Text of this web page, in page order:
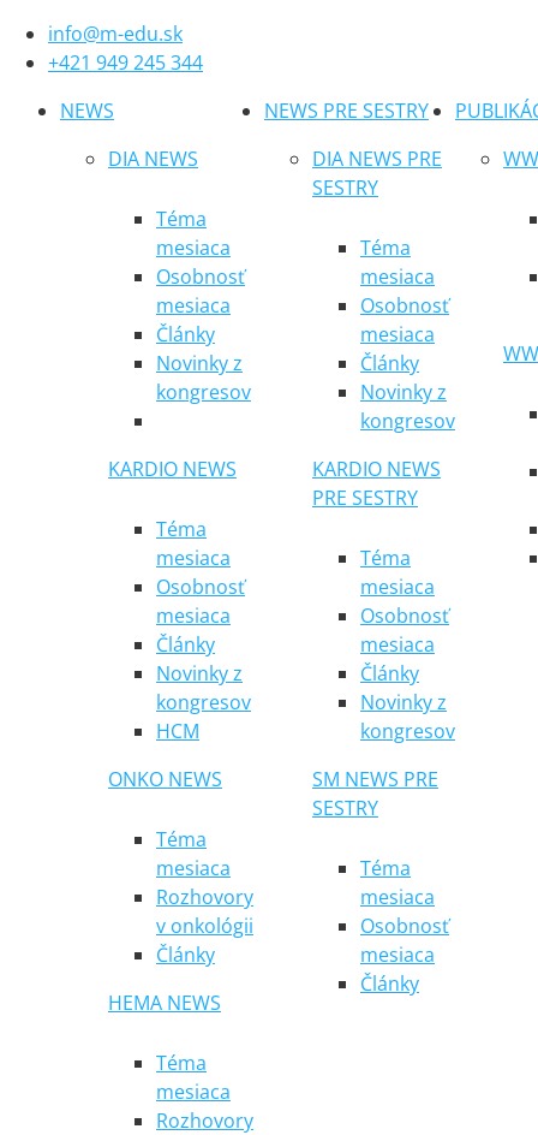
info@m-edu.sk
+421 949 245 344
NEWS
DIA NEWS
Téma
mesiaca
Osobnosť
mesiaca
Články
Novinky z
kongresov
KARDIO NEWS
Téma
mesiaca
Osobnosť
mesiaca
Články
Novinky z
kongresov
HCM
ONKO NEWS
Téma
mesiaca
Rozhovory
v onkológii
Články
HEMA NEWS
Téma
mesiaca
Rozhovory
NEWS PRE SESTRY
DIA NEWS PRE
SESTRY
Téma
mesiaca
Osobnosť
mesiaca
Články
Novinky z
kongresov
KARDIO NEWS
PRE SESTRY
Téma
mesiaca
Osobnosť
mesiaca
Články
Novinky z
kongresov
SM NEWS PRE
SESTRY
Téma
mesiaca
Osobnosť
mesiaca
Články